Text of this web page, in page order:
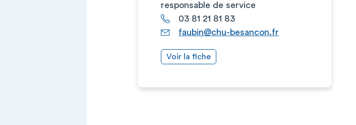
responsable de service
03 81 21 81 83
faubin@chu-besancon.fr
Voir la fiche